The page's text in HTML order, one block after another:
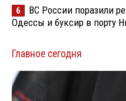
6
ВС России поразили
Одессы и буксир в порту
Главное сегодня